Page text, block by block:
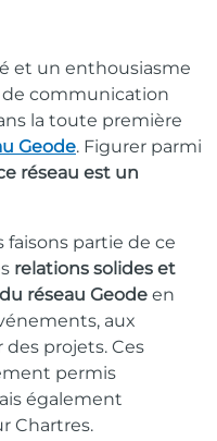
et un enthousiasme
communication
la toute première
Geode. Figurer parmi
réseau est un
faisons partie de ce
relations solides et
réseau Geode en
aux
projets. Ces
permis
également
Chartres.